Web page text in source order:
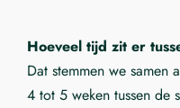
Hoeveel tijd zit er
Dat stemmen we
4 tot 5 weken tussen de